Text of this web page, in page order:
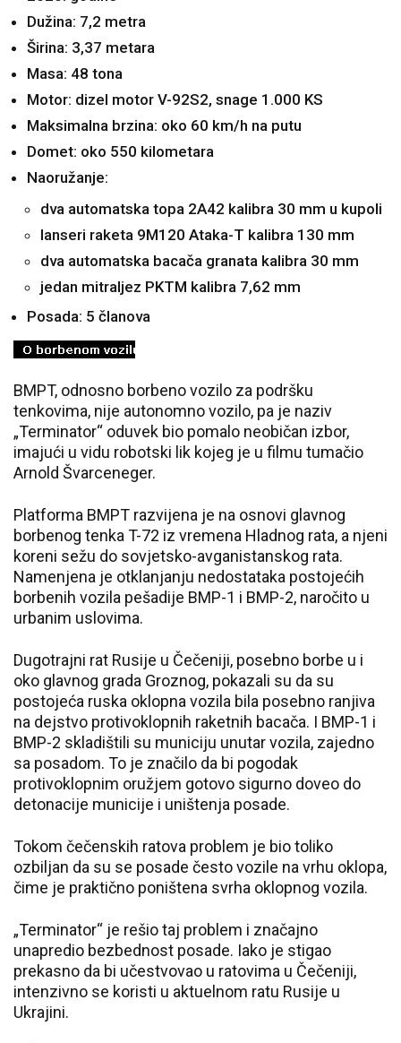
Dužina: 7,2 metra
Širina: 3,37 metara
Masa: 48 tona
Motor: dizel motor V-92S2, snage 1.000 KS
Maksimalna brzina: oko 60 km/h na putu
Domet: oko 550 kilometara
Naoružanje:
dva automatska topa 2A42 kalibra 30 mm u kupoli
lanseri raketa 9M120 Ataka-T kalibra 130 mm
dva automatska bacača granata kalibra 30 mm
jedan mitraljez PKTM kalibra 7,62 mm
Posada: 5 članova
BMPT, odnosno borbeno vozilo za podršku
tenkovima, nije autonomno vozilo, pa je naziv
„Terminator“ oduvek bio pomalo neobičan izbor,
imajući u vidu robotski lik kojeg je u filmu tumačio
Arnold Švarceneger.
Platforma BMPT razvijena je na osnovi glavnog
borbenog tenka T-72 iz vremena Hladnog rata, a njeni
koreni sežu do sovjetsko-avganistanskog rata.
Namenjena je otklanjanju nedostataka postojećih
borbenih vozila pešadije BMP-1 i BMP-2, naročito u
urbanim uslovima.
Dugotrajni rat Rusije u Čečeniji, posebno borbe u i
oko glavnog grada Groznog, pokazali su da su
postojeća ruska oklopna vozila bila posebno ranjiva
na dejstvo protivoklopnih raketnih bacača. I BMP-1 i
BMP-2 skladištili su municiju unutar vozila, zajedno
sa posadom. To je značilo da bi pogodak
protivoklopnim oružjem gotovo sigurno doveo do
detonacije municije i uništenja posade.
Tokom čečenskih ratova problem je bio toliko
ozbiljan da su se posade često vozile na vrhu oklopa,
čime je praktično poništena svrha oklopnog vozila.
„Terminator“ je rešio taj problem i značajno
unapredio bezbednost posade. Iako je stigao
prekasno da bi učestvovao u ratovima u Čečeniji,
intenzivno se koristi u aktuelnom ratu Rusije u
Ukrajini.